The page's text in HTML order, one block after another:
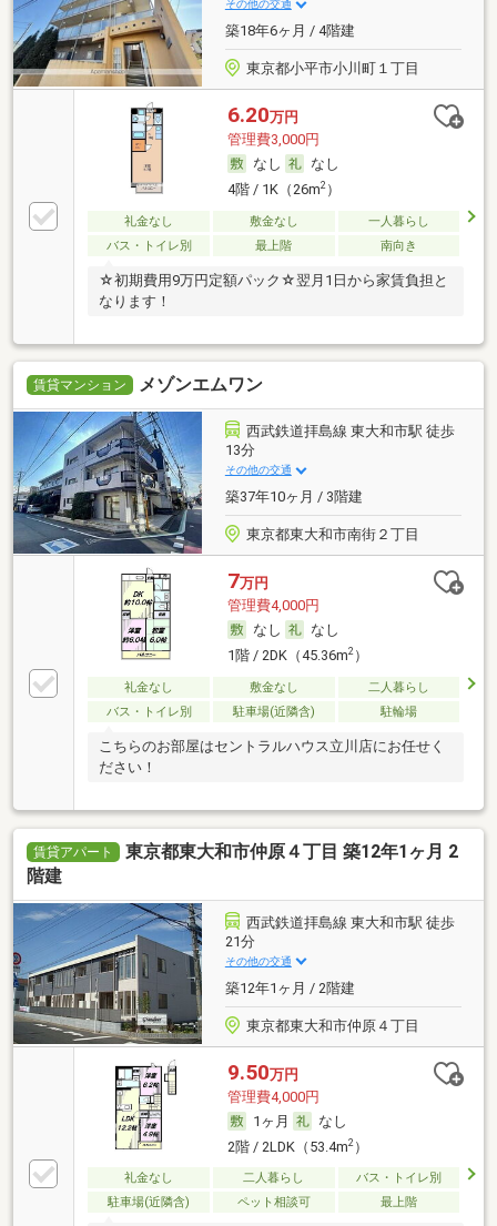
その他の交通
築18年6ヶ月 / 4階建
東京都小平市小川町１丁目
6.20万円
管理費3,000円
なし
なし
4階 / 1K（26m2）
礼金なし 敷金なし
一人暮らし
バス・トイレ別
最上階 南向き
☆初期費用9万円定額パック☆翌月1日から家賃負担と
なります！
賃貸マンション メゾンエムワン
西武鉄道拝島線 東大和市駅 徒歩
13分
その他の交通
築37年10ヶ月 / 3階建
東京都東大和市南街２丁目
7万円
管理費4,000円
なし
なし
1階 / 2DK（45.36m2）
礼金なし 敷金なし
二人暮らし
バス・トイレ別
駐車場(近隣含) 駐輪場
こちらのお部屋はセントラルハウス立川店にお任せく
ださい！
賃貸アパート
東京都東大和市仲原４丁目 築12年1ヶ月 2
階建
西武鉄道拝島線 東大和市駅 徒歩
21分
その他の交通
築12年1ヶ月 / 2階建
東京都東大和市仲原４丁目
9.50万円
管理費4,000円
1ヶ月
なし
2階 / 2LDK（53.4m2）
礼金なし 二人暮らし
バス・トイレ別
駐車場(近隣含)
ペット相談可 最上階